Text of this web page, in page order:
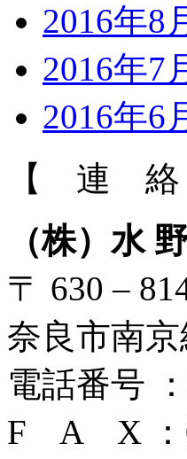
2016年8
2016年7
2016年6
【 連
（株）水
〒 630 –
奈良市南京
電話番号
F A X ：